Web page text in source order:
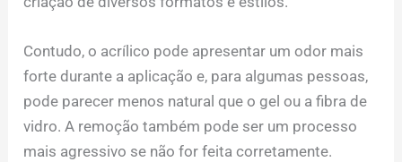
Contudo, o acrílico pode apresentar um odor mais
forte durante a aplicação e, para algumas pessoas,
pode parecer menos natural que o gel ou a fibra de
vidro. A remoção também pode ser um processo
mais agressivo se não for feita corretamente.